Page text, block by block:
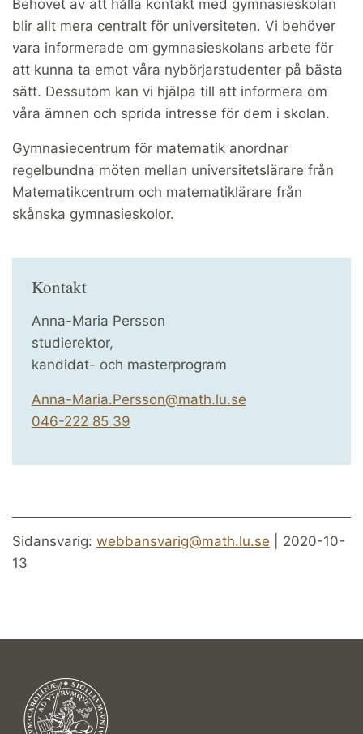
Behovet av att hålla kontakt med gymnasieskolan
blir allt mera centralt för universiteten. Vi behöver
vara informerade om gymnasieskolans arbete för
att kunna ta emot våra nybörjarstudenter på bästa
sätt. Dessutom kan vi hjälpa till att informera om
våra ämnen och sprida intresse för dem i skolan.
Gymnasiecentrum för matematik anordnar
regelbundna möten mellan universitetslärare från
Matematikcentrum och matematiklärare från
skånska gymnasieskolor.
Kontakt
Anna-Maria Persson
studierektor,
kandidat- och masterprogram
Anna-Maria.Persson@math.lu.se
046-222 85 39
Sidansvarig: webbansvarig@math.lu.se | 2020-10-
13